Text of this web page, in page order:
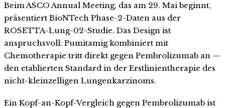
Beim ASCO Annual Meeting, das am 29. Mai beginnt,
präsentiert BioNTech Phase-2-Daten aus der
ROSETTA-Lung-02-Studie. Das Design ist
anspruchsvoll: Pumitamig kombiniert mit
Chemotherapie tritt direkt gegen Pembrolizumab an —
den etablierten Standard in der Erstlinientherapie des
nicht-kleinzelligen Lungenkarzinoms.
Ein Kopf-an-Kopf-Vergleich gegen Pembrolizumab ist